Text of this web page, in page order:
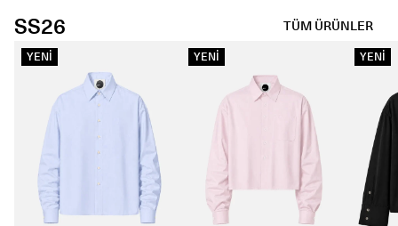
SS26 TÜM ÜRÜNLER
YENİ YENİ YENİ